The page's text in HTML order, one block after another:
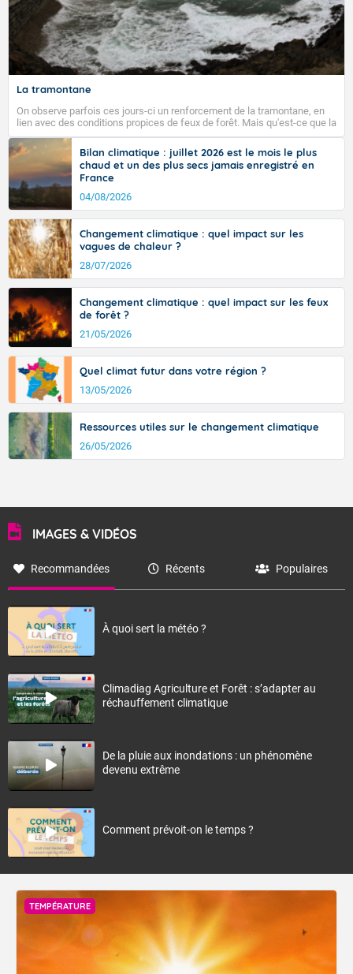
La tramontane
On observe parfois ces jours-ci un renforcement de la tramontane, en
lien avec des conditions propices de feux de forêt. Mais qu'est-ce que la
tramontane ? Quelles sont ses caractéristiques ? La tramontane est un
vent turbulent soufflant de secteur nord-ouest à nord, ou ouest à nord-
ouest, dans un secteur qui part du Roussillon à la vallée de l’Aude et à
l’ouest de l’Hérault. L’étymologie de ce vent vient du latin trasmontanus,
signifiant au-delà des monts, en allusion aux régions montagneuses
d’où provient ce vent.
Bilan climatique : juillet 2026 est le mois le plus
chaud et un des plus secs jamais enregistré en
France
04/08/2026
Changement climatique : quel impact sur les
vagues de chaleur ?
28/07/2026
Changement climatique : quel impact sur les feux
de forêt ?
21/05/2026
Quel climat futur dans votre région ?
13/05/2026
Ressources utiles sur le changement climatique
26/05/2026
IMAGES & VIDÉOS
Recommandées
À quoi sert la météo ?
Climadiag Agriculture et Forêt : s’adapter au